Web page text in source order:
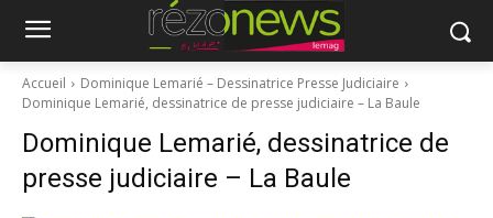
Accueil
Dominique Lemarié – Dessinatrice Presse Judiciaire
Dominique Lemarié, dessinatrice de presse judiciaire – La Baule
Dominique Lemarié, dessinatrice de
presse judiciaire – La Baule